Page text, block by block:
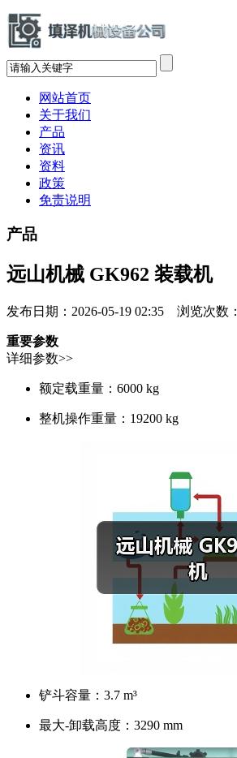
网站首页
关于我们
产品
资讯
资料
政策
免责说明
产品
远山机械 GK962 装载机
发布日期：2026-05-19 02:35 浏览次数：
重要参数
详细参数>>
额定载重量： 6000 kg
整机操作重量： 19200 kg
铲斗容量： 3.7 m³
最大-卸载高度： 3290 mm